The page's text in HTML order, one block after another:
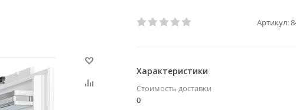
Артикул:
Характеристики
Стоимость доставки
0